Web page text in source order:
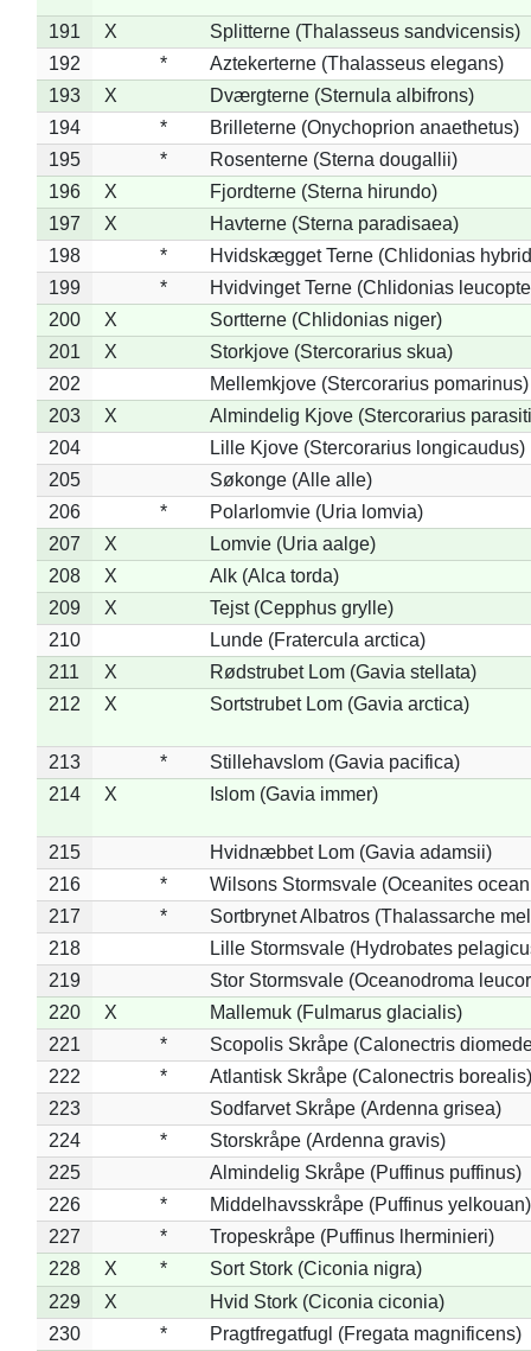
191 X
Splitterne (Thalasseus sandvicensis)
192
*
Aztekerterne (Thalasseus elegans)
193
X
Dværgterne (Sternula albifrons)
194
*
Brilleterne (Onychoprion anaethetus)
195
*
Rosenterne (Sterna dougallii)
196
X
Fjordterne (Sterna hirundo)
197
X
Havterne (Sterna paradisaea)
198
*
Hvidskægget Terne (Chlidonias
199
*
Hvidvinget Terne (Chlidonias
200
X
Sortterne (Chlidonias niger)
201
X
Storkjove (Stercorarius skua)
202
Mellemkjove (Stercorarius pomarinus)
203
X
Almindelig Kjove (Stercorarius
204
Lille Kjove (Stercorarius longicaudus)
205
Søkonge (Alle alle)
206
*
Polarlomvie (Uria lomvia)
207
X
Lomvie (Uria aalge)
208
X
Alk (Alca torda)
209
X
Tejst (Cepphus grylle)
210
Lunde (Fratercula arctica)
211
X
Rødstrubet Lom (Gavia stellata)
212
X Sortstrubet Lom (Gavia arctica)
213 *
Stillehavslom (Gavia pacifica)
214
X Islom (Gavia immer)
215
Hvidnæbbet Lom (Gavia adamsii)
216
*
Wilsons Stormsvale (Oceanites
217
*
Sortbrynet Albatros (Thalassarche
218
Lille Stormsvale (Hydrobates
219
Stor Stormsvale (Oceanodroma
220
X
Mallemuk (Fulmarus glacialis)
221
*
Scopolis Skråpe (Calonectris
222
*
Atlantisk Skråpe (Calonectris borealis)
223
Sodfarvet Skråpe (Ardenna grisea)
224
*
Storskråpe (Ardenna gravis)
225
Almindelig Skråpe (Puffinus puffinus)
226
*
Middelhavsskråpe (Puffinus yelkouan)
227
*
Tropeskråpe (Puffinus lherminieri)
228
X *
Sort Stork (Ciconia nigra)
229
X
Hvid Stork (Ciconia ciconia)
230
* Pragtfregatfugl (Fregata magnificens)